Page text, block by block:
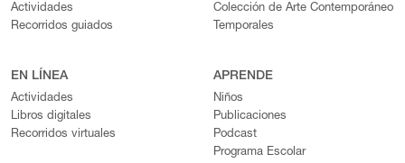
Actividades
Recorridos guiados
Colección de Arte Contemporáneo
Temporales
EN LÍNEA
Actividades
Libros digitales
Recorridos virtuales
APRENDE
Niños
Publicaciones
Podcast
Programa Escolar